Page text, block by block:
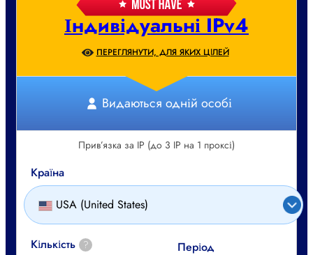
Індивідуальні IPv4
ПЕРЕГЛЯНУТИ, ДЛЯ ЯКИХ ЦІЛЕЙ
Видаються одній особі
Прив’язка за IP (до 3 IP на 1 проксі)
Країна
USA (United States)
Кількість ? Період